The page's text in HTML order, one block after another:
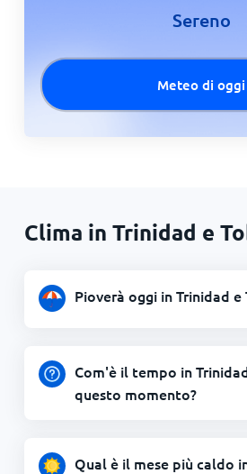
Sereno
Meteo di oggi
Clima in Trinidad e
Pioverà oggi in Trinidad e
Com'è il tempo in
questo momento?
Qual è il mese più caldo